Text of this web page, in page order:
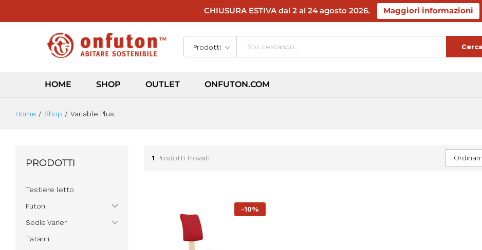
CHIUSURA ESTIVA dal 2 al 24 agosto 2026. Maggiori informazioni
Prodotti Cerca
HOME SHOP OUTLET ONFUTON.COM
Home / Shop / Variable Plus
1 Prodotti trovati
-10%
PRODOTTI
Testiere letto
Futon
Sedie Varier
Tatami